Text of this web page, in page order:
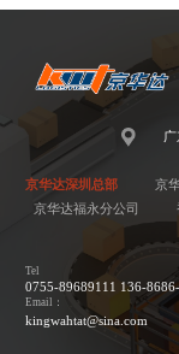
京华达深圳总部 京
京华达福永分公司
Tel
0755-89689111 136-
Email：
kingwahtat@sina.com